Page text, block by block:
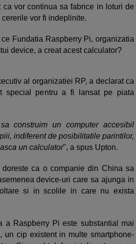
ca vor continua sa fabrice in loturi de
vor fi indeplinite.
Fundatia Raspberry Pi, organizatia
device, a creat acest calculator?
al organizatiei RP, a declarat ca
special pentru a fi lansat pe piata
construim un computer accesibil
indiferent de posibilitatile parintilor,
un calculator", a spus Upton.
doreste ca o companie din China sa
device-uri care sa ajunga in
si in scolile in care nu exista
a Raspberry Pi este substantial mai
un cip existent in multe smartphone-